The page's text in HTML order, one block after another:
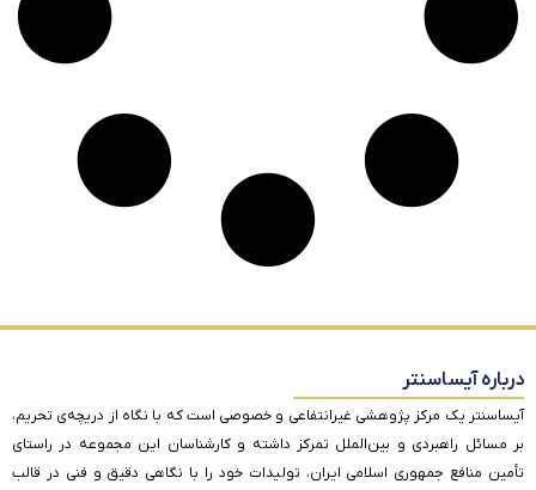
درباره آیساسنتر
آیساسنتر یک مرکز پژوهشی غیرانتفاعی و خصوصی است که با نگاه از دریچه‌ی تحریم،
بر مسائل راهبردی و بین‌الملل تمرکز داشته و کارشناسان این مجموعه در راستای
تأمین منافع جمهوری اسلامی ایران، تولیدات خود را با نگاهی دقیق و فنی در قالب